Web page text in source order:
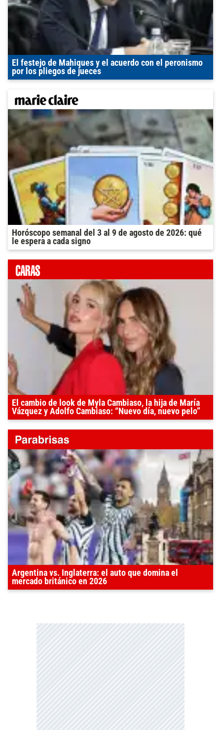
El festejo de Mahiques y el acuerdo con el peronismo
por los pliegos de jueces
Horóscopo semanal del 3 al 9 de agosto de 2026: qué
le espera a cada signo
El cambio de look de Myla Cambiaso, la hija de María
Vázquez y Adolfo Cambiaso: “Nuevo día, nuevo pelo”
Argentina vs. Inglaterra: el auto que domina el
mercado británico en 2026